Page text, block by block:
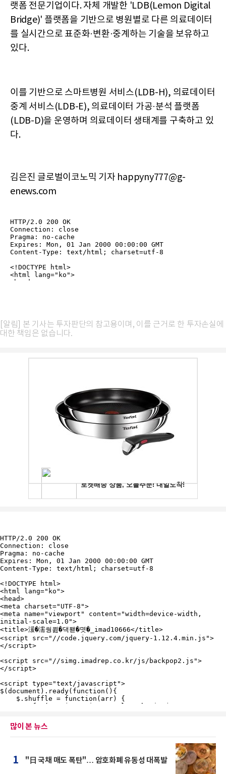
랫폼 전문기업이다. 자체 개발한 'LDB(Lemon Digital
Bridge)' 플랫폼을 기반으로 병원별로 다른 의료데이터
를 실시간으로 표준화·변환·중계하는 기술을 보유하고
있다.
이를 기반으로 스마트병원 서비스(LDB-H), 의료데이터
중계 서비스(LDB-E), 의료데이터 가공·분석 플랫폼
(LDB-D)을 운영하며 의료데이터 생태계를 구축하고 있
다.
김은진 글로벌이코노믹 기자 happyny777@g-
enews.com
[알림] 본 기사는 투자판단의 참고용이며, 이를 근거로 한 투자손실에
대한 책임은 없습니다.
많이 본 뉴스
1 "日 국채 매도 폭탄"… 암호화폐 유동성 대폭발